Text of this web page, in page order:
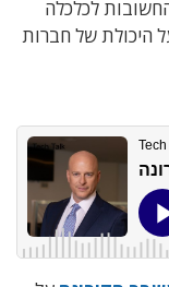
לכלכלה
היכולת של חברות